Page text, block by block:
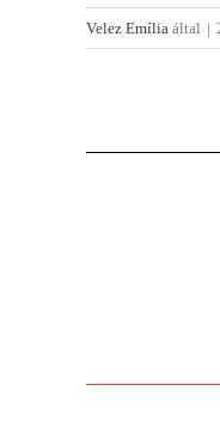
Velez Emília által |